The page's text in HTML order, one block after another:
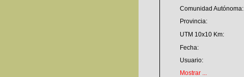
Comunidad Autónoma:
Provincia:
UTM 10x10 Km:
Fecha:
Usuario:
Mostrar ...